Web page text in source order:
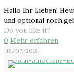
Hallo Ihr Lieben!
und optional noch
Do you like it?
0 Mehr erfahren
16/07/2018